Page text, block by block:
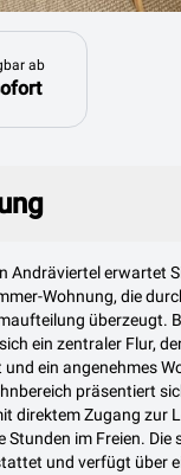
ab
Andräviertel erwartet
Wohnung, die
überzeugt.
ein zentraler Flur,
ein angenehmes
präsentiert
direktem Zugang zur
im Freien. Die
und verfügt über